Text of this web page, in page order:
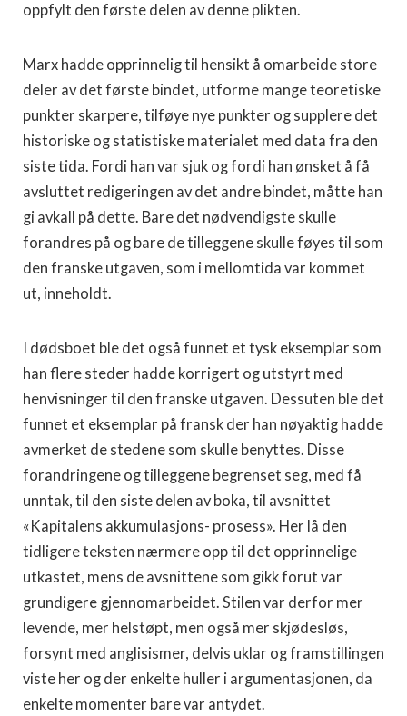
oppfylt den første delen av denne plikten.
Marx hadde opprinnelig til hensikt å omarbeide store
deler av det første bindet, utforme mange teoretiske
punkter skarpere, til­føye nye punkter og supplere det
historiske og statistiske materi­alet med data fra den
siste tida. Fordi han var sjuk og fordi han ønsket å få
avsluttet redigeringen av det andre bindet, måtte han
gi avkall på dette. Bare det nødvendigste skulle
forandres på og bare de tilleggene skulle føyes til som
den franske utgaven, som i mellomtida var kommet
ut, inneholdt.
I dødsboet ble det også funnet et tysk eksemplar som
han flere steder hadde korrigert og utstyrt med
henvisninger til den franske utgaven. Dessuten ble det
funnet et eksemplar på fransk der han nøyaktig hadde
avmerket de stedene som skulle benyttes. Disse
forandringene og tilleggene begrenset seg, med få
unntak, til den siste delen av boka, til avsnittet
«Kapitalens akkumulasjons- prosess». Her lå den
tidligere teksten nærmere opp til det opprinnelige
utkastet, mens de avsnittene som gikk forut var
grundigere gjennomarbeidet. Stilen var derfor mer
levende, mer helstøpt, men også mer skjødesløs,
forsynt med anglisismer, delvis uklar og framstillingen
viste her og der enkelte huller i argumentasjonen, da
enkelte momenter bare var antydet.